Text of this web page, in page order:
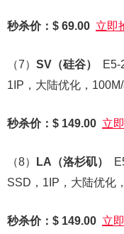
秒杀价：$ 69.00 立即
（7） SV （硅谷）
E5-
1IP，大陆优化，100M/
秒杀价：$ 149.00 立
（8） LA （洛杉矶）
SSD，1IP，大陆优化
秒杀价：$ 149.00 立